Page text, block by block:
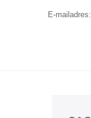
E-